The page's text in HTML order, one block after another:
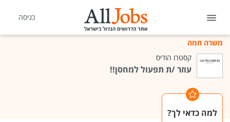
כניסה
משרה חמה
קסטרו הודיס
עוזר /ת תפעול למחסן!!
למה כדאי לך?